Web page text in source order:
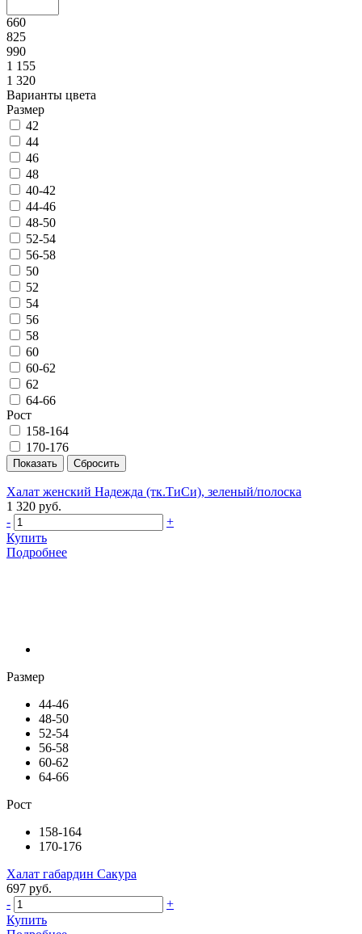
660
825
990
1 155
1 320
Варианты цвета
Размер
42
44
46
48
40-42
44-46
48-50
52-54
56-58
50
52
54
56
58
60
60-62
62
64-66
Рост
158-164
170-176
Халат женский Надежда (тк.ТиСи), зеленый/полоска
1 320 руб.
-
+
Купить
Подробнее
Размер
44-46
48-50
52-54
56-58
60-62
64-66
Рост
158-164
170-176
Халат габардин Сакура
697 руб.
-
+
Купить